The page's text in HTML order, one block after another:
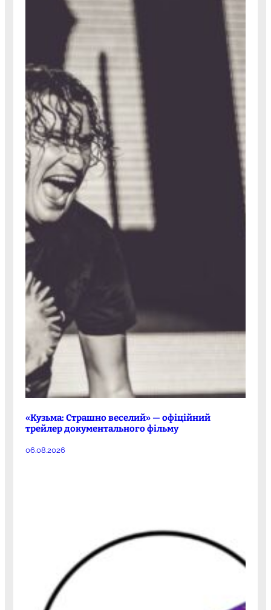
«Кузьма: Страшно веселий» — офіційний
трейлер документального фільму
06.08.2026